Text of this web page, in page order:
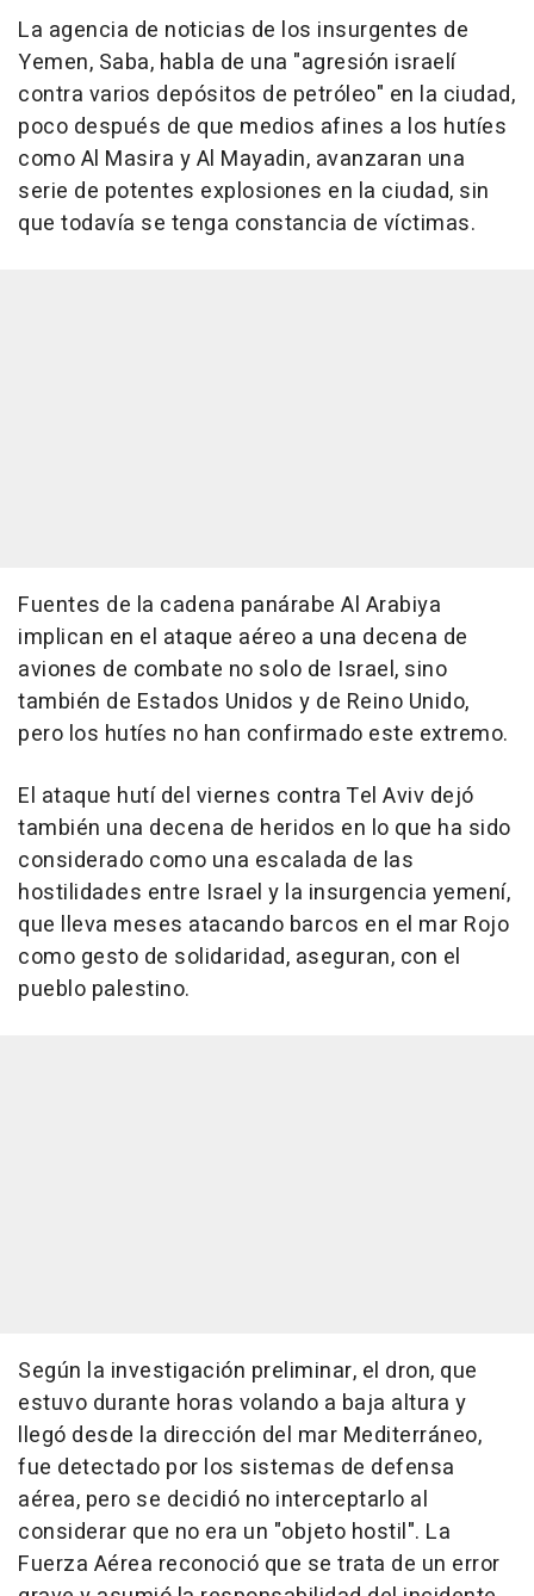
La agencia de noticias de los insurgentes de
Yemen, Saba, habla de una "agresión israelí
contra varios depósitos de petróleo" en la ciudad,
poco después de que medios afines a los hutíes
como Al Masira y Al Mayadin, avanzaran una
serie de potentes explosiones en la ciudad, sin
que todavía se tenga constancia de víctimas.
Fuentes de la cadena panárabe Al Arabiya
implican en el ataque aéreo a una decena de
aviones de combate no solo de Israel, sino
también de Estados Unidos y de Reino Unido,
pero los hutíes no han confirmado este extremo.
El ataque hutí del viernes contra Tel Aviv dejó
también una decena de heridos en lo que ha sido
considerado como una escalada de las
hostilidades entre Israel y la insurgencia yemení,
que lleva meses atacando barcos en el mar Rojo
como gesto de solidaridad, aseguran, con el
pueblo palestino.
Según la investigación preliminar, el dron, que
estuvo durante horas volando a baja altura y
llegó desde la dirección del mar Mediterráneo,
fue detectado por los sistemas de defensa
aérea, pero se decidió no interceptarlo al
considerar que no era un "objeto hostil". La
Fuerza Aérea reconoció que se trata de un error